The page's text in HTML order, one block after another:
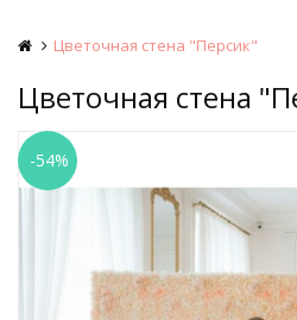
Цветочная стена "Персик"
Цветочная стена
-54%